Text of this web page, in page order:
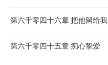
第六千零四十六章 把他留给我
第六千零四十五章 痴心挚爱